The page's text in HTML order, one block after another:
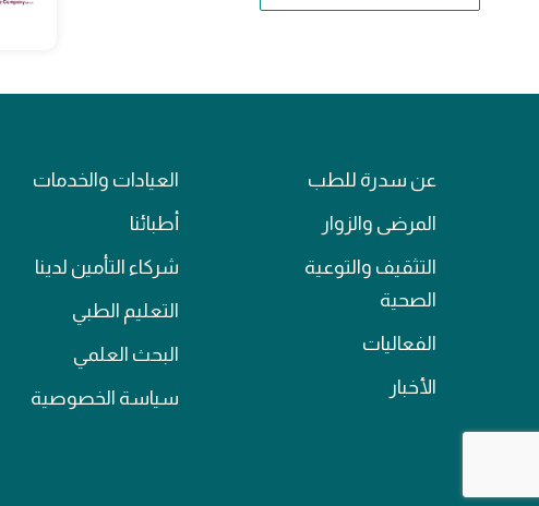
عن سدرة للطب
المرضى والزوار
التثقيف والتوعية
الصحية
الفعاليات
الأخبار
العيادات والخدمات
أطبائنا
شركاء التأمين لدينا
التعليم الطبي
البحث العلمي
سياسة الخصوصية